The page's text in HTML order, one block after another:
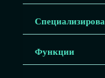
Функции